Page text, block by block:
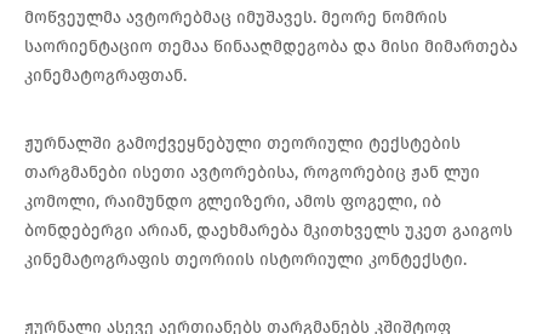
მოწვეულმა ავტორებმაც იმუშავეს. მეორე ნომრის
საორიენტაციო თემაა წინააღმდეგობა და მისი მიმართება
კინემატოგრაფთან.
ჟურნალში გამოქვეყნებული თეორიული ტექსტების
თარგმანები ისეთი ავტორებისა, როგორებიც ჟან ლუი
კომოლი, რაიმუნდო გლეიზერი, ამოს ფოგელი, იბ
ბონდებერგი არიან, დაეხმარება მკითხველს უკეთ გაიგოს
კინემატოგრაფის თეორიის ისტორიული კონტექსტი.
ჟურნალი ასევე აერთიანებს თარგმანებს კშიშტოფ